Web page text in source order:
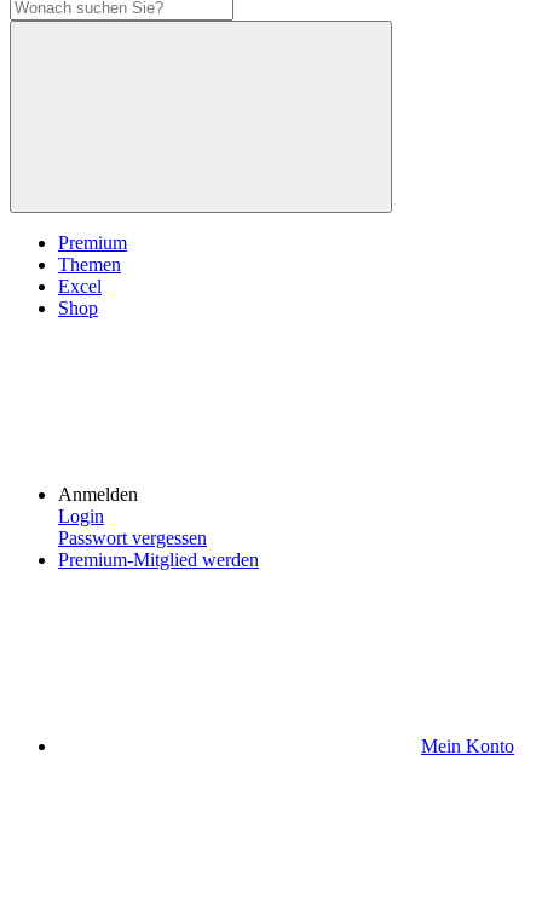
Premium
Themen
Excel
Shop
Anmelden
Login
Passwort vergessen
Premium-Mitglied werden
Mein Konto